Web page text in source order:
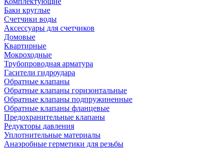
Баки круглые
Счетчики воды
Аксессуары для счетчиков
Домовые
Квартирные
Мокроходные
Трубопроводная арматура
Гасители гидроудара
Обратные клапаны
Обратные клапаны горизонтальные
Обратные клапаны подпружиненные
Обратные клапаны фланцевые
Предохранительные клапаны
Редукторы давления
Уплотнительные материалы
Анаэробные герметики для резьбы